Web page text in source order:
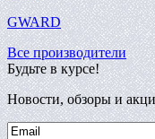
GWARD
Все производители
Будьте в курсе!
Новости, обзоры и